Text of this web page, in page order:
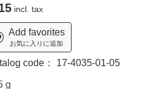
incl. tax
Add favorites
お気に入りに追加
code： 17-4035-01-05
g